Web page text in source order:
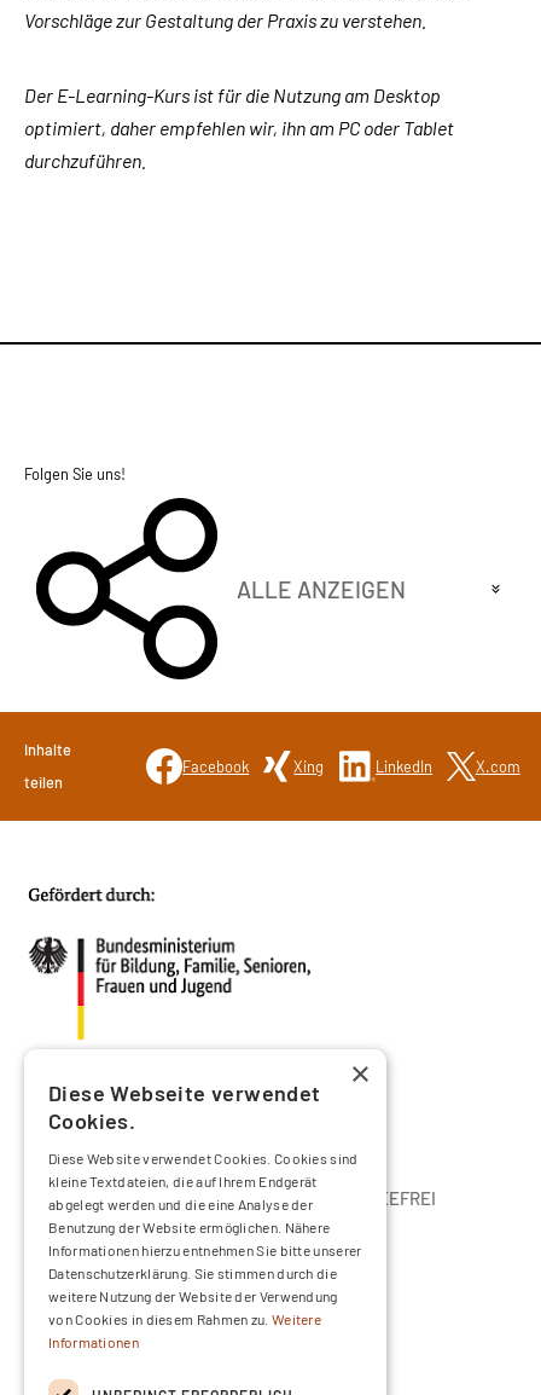
Vorschläge zur Gestaltung der Praxis zu verstehen.
Der E-Learning-Kurs ist für die Nutzung am Desktop
optimiert, daher empfehlen wir, ihn am PC oder Tablet
durchzuführen.
Folgen Sie uns!
ALLE ANZEIGEN
Instagram
Facebook
Inhalte
teilen
Facebook Xing LinkedIn X.com
DIE SERVICESTELLE DER INITIATIVE KLISCHEEFREI
×
Diese Webseite verwendet
Cookies.
Diese Website verwendet Cookies. Cookies sind
kleine Textdateien, die auf Ihrem Endgerät
abgelegt werden und die eine Analyse der
Benutzung der Website ermöglichen. Nähere
Informationen hierzu entnehmen Sie bitte unserer
Datenschutzerklärung. Sie stimmen durch die
weitere Nutzung der Website der Verwendung
von Cookies in diesem Rahmen zu. Weitere
Informationen